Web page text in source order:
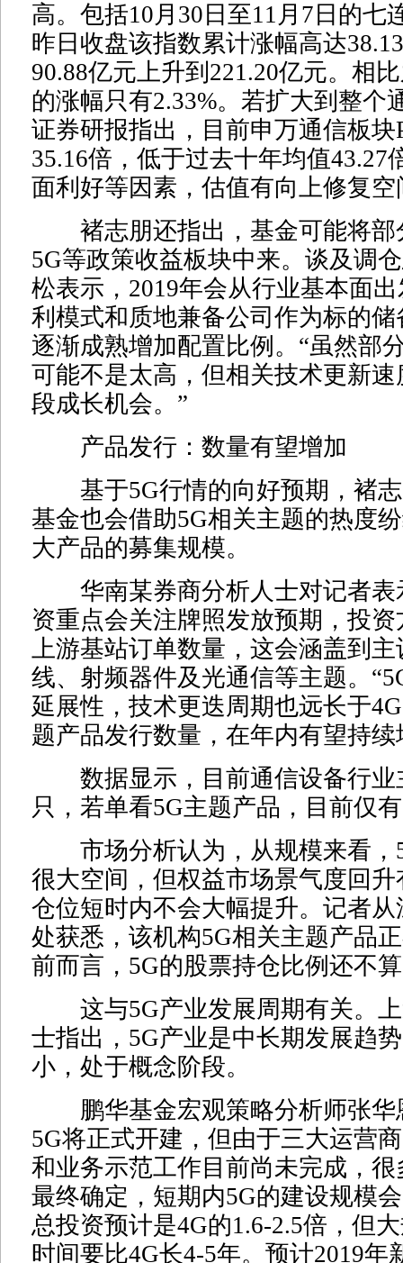
高。包括10月30日至11月7日的七
昨日收盘该指数累计涨幅高达
90.88亿元上升到221.20亿元。相
的涨幅只有2.33%。若扩大到整个
证券研报指出，目前申万通信板
35.16倍，低于过去十年均值43.27
面利好等因素，估值有向上修复
褚志朋还指出，基金可能将部
5G等政策收益板块中来。谈及调
松表示，2019年会从行业基本面
利模式和质地兼备公司作为标的
逐渐成熟增加配置比例。“虽然部
可能不是太高，但相关技术更新
段成长机会。”
产品发行：数量有望增加
基于5G行情的向好预期，褚志
基金也会借助5G相关主题的热度
大产品的募集规模。
华南某券商分析人士对记者表
资重点会关注牌照发放预期，投
上游基站订单数量，这会涵盖到
线、射频器件及光通信等主题。
延展性，技术更迭周期也远长于
题产品发行数量，在年内有望持续
数据显示，目前通信设备行业
只，若单看5G主题产品，目前仅
市场分析认为，从规模来看，
很大空间，但权益市场景气度回
仓位短时内不会大幅提升。记者
处获悉，该机构5G相关主题产品
前而言，5G的股票持仓比例还不
这与5G产业发展周期有关。上
士指出，5G产业是中长期发展趋
小，处于概念阶段。
鹏华基金宏观策略分析师张华
5G将正式开建，但由于三大运营
和业务示范工作目前尚未完成，
最终确定，短期内5G的建设规模
总投资预计是4G的1.6-2.5倍，但
时间要比4G长4-5年。预计2019年